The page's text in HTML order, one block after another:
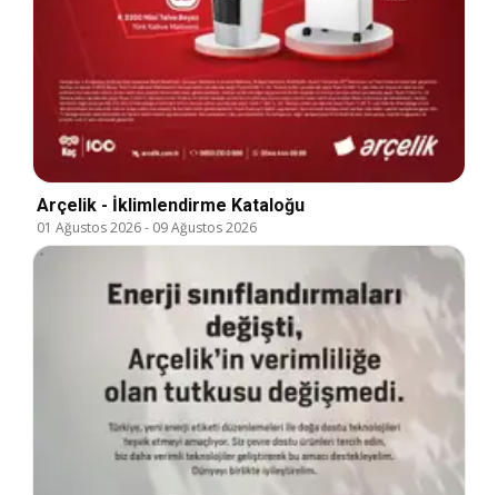
Arçelik - İklimlendirme Kataloğu
01 Ağustos 2026- 09 Ağustos 2026